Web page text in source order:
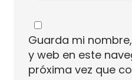
Guarda mi
y web en este
próxima vez que